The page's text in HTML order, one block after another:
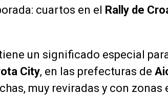
cuartos en el Rally de
un significado especial
City, en las prefecturas de
muy reviradas y con zonas